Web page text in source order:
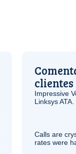
clientes
Impressive
LinksysATA
Calls are
rates were